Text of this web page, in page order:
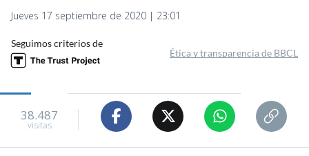
Jueves 17 septiembre de 2020 | 23:01
Seguimos criterios de
Ética y transparencia de BBCL
38.487
visitas